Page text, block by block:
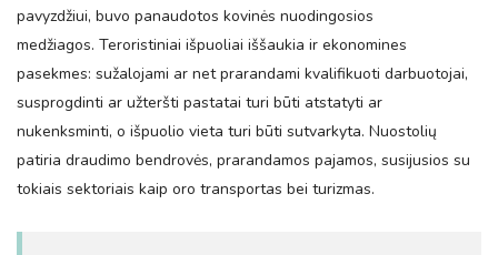
pavyzdžiui, buvo panaudotos kovinės nuodingosios
medžiagos. Teroristiniai išpuoliai iššaukia ir ekonomines
pasekmes: sužalojami ar net prarandami kvalifikuoti darbuotojai,
susprogdinti ar užteršti pastatai turi būti atstatyti ar
nukenksminti, o išpuolio vieta turi būti sutvarkyta. Nuostolių
patiria draudimo bendrovės, prarandamos pajamos, susijusios su
tokiais sektoriais kaip oro transportas bei turizmas.